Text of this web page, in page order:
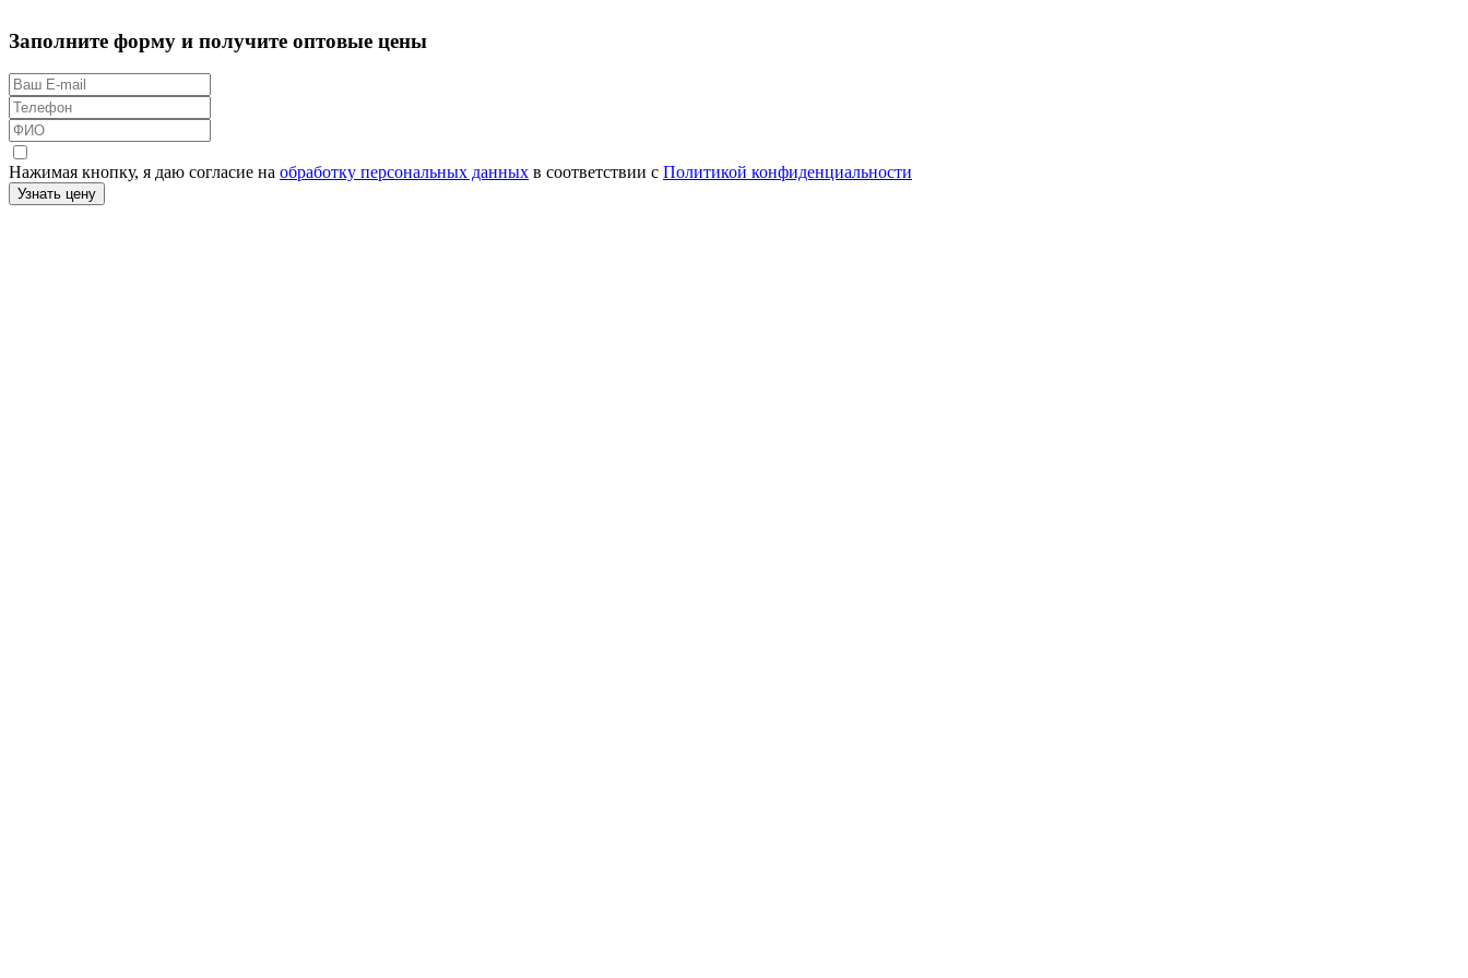
Заполните форму и получите оптовые цены
Нажимая кнопку, я даю согласие на обработку персональных данных в соответствии с Политикой конфиденциальности
Узнать цену